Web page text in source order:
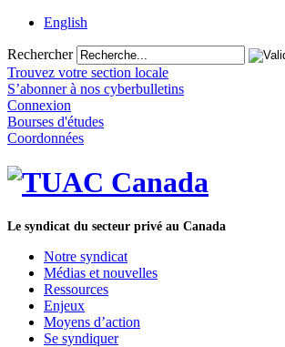
English
Rechercher
Trouvez votre section locale
S’abonner à nos cyberbulletins
Connexion
Bourses d'études
Coordonnées
Le syndicat du secteur privé au Canada
Notre syndicat
Médias et nouvelles
Ressources
Enjeux
Moyens d’action
Se syndiquer